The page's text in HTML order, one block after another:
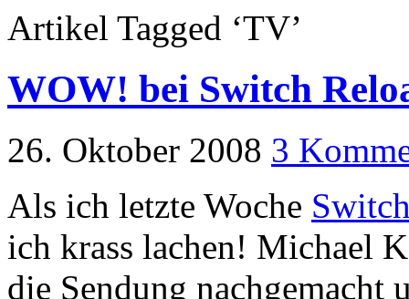
Artikel Tagged ‘TV’
WOW! bei Switch
26. Oktober 2008 3
Als ich letzte Woche
ich krass lachen! Michael
die Sendung